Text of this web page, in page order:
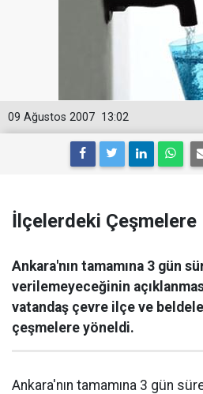
13:02
09 Ağustos 2007
İlçelerdeki Çeşmelere
Ankara'nın tamamına 3 gün
verilemeyeceğinin
vatandaş çevre ilçe ve
çeşmelere yöneldi.
Ankara'nın tamamına 3 gün